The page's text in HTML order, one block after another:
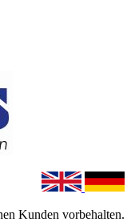
Kunden vorbehalten.